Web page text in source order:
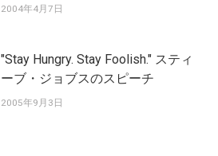
2004年4月7日
"Stay Hungry. Stay Foolish." スティ
ーブ・ジョブスのスピーチ
2005年9月3日